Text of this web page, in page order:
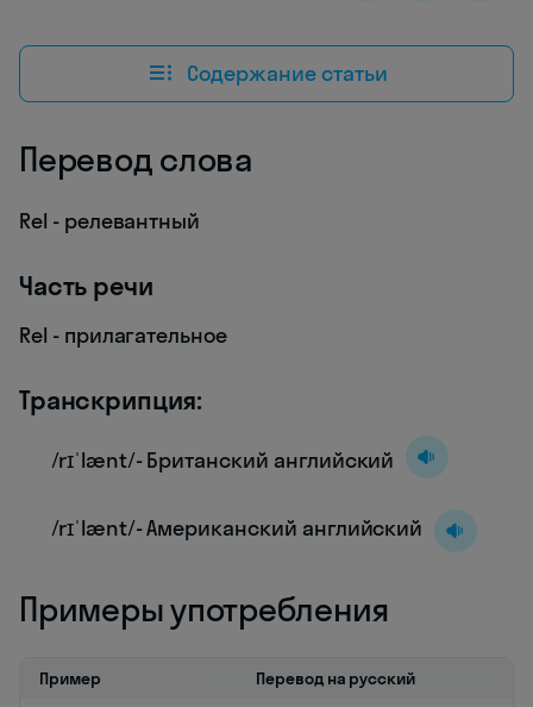
Содержание статьи
Перевод слова
Rel - релевантный
Часть речи
Rel - прилагательное
Транскрипция:
/rɪˈlænt/- Британский английский
/rɪˈlænt/- Американский английский
Примеры употребления
Пример
Перевод на русский